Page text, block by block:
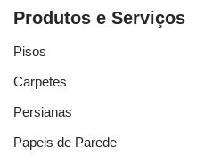
Produtos e Serviços
Pisos
Carpetes
Persianas
Papeis de Parede